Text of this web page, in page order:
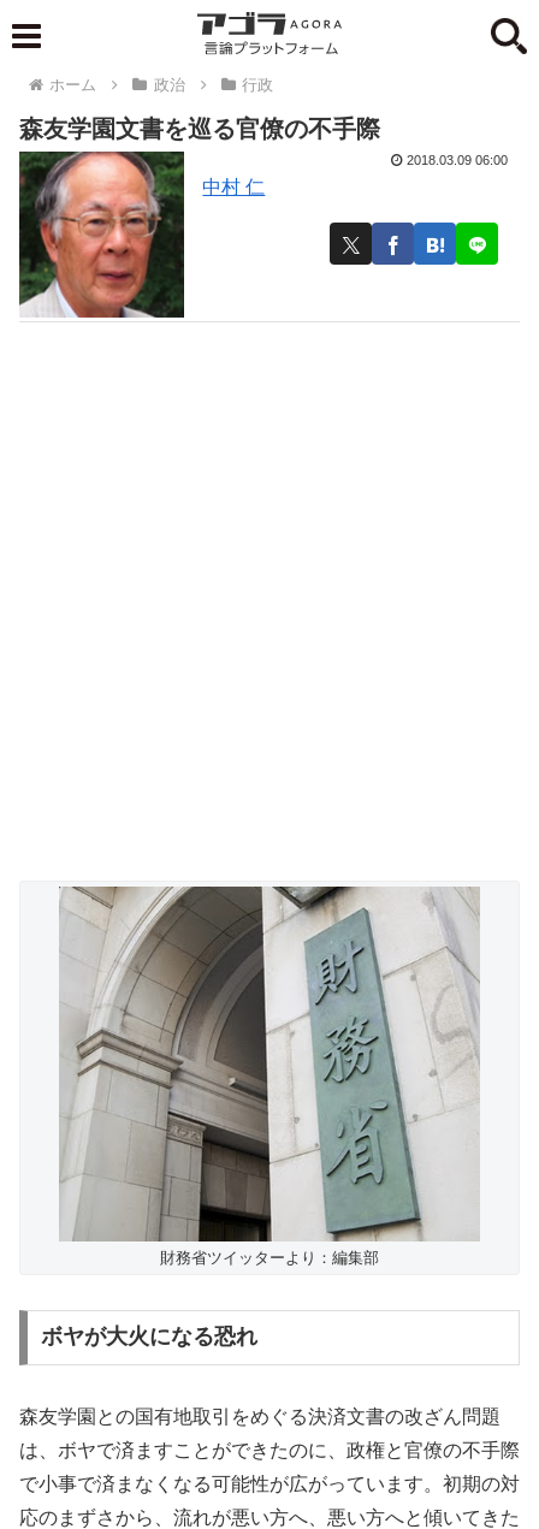
ホーム 政治 行政
森友学園文書を巡る官僚の不手際
中村 仁
2018.03.09 06:00
財務省ツイッターより：編集部
ボヤが大火になる恐れ
森友学園との国有地取引をめぐる決済文書の改ざん問題
は、ボヤで済ますことができたのに、政権と官僚の不手際
で小事で済まなくなる可能性が広がっています。初期の対
応のまずさから、流れが悪い方へ、悪い方へと傾いてきた